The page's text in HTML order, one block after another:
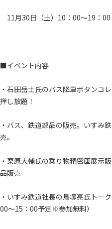
11月30日（土）10：00～19：00
■イベント内容
・石田岳士氏のバス降車ボタンコ
押し放題！
・バス、鉄道部品の販売。いすみ
売。
・栗原大輔氏の乗り物精密画展示
品販売
・いすみ鉄道社長の鳥塚亮氏トー
00～15：00予定※参加無料）